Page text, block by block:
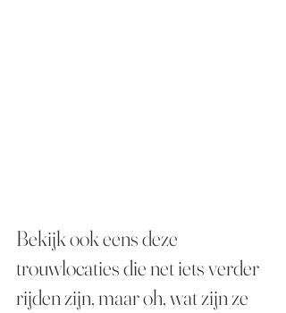
Bekijk ook eens deze
trouwlocaties die net iets verder
rijden zijn, maar oh, wat zijn ze